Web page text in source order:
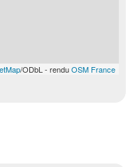
/ODbL - renduOSM France